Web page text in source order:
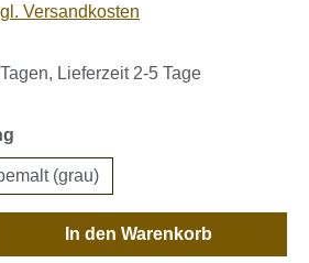
Versandkosten
Lieferzeit 2-5 Tage
(grau)
Gib den gewünschten
In den Warenkorb